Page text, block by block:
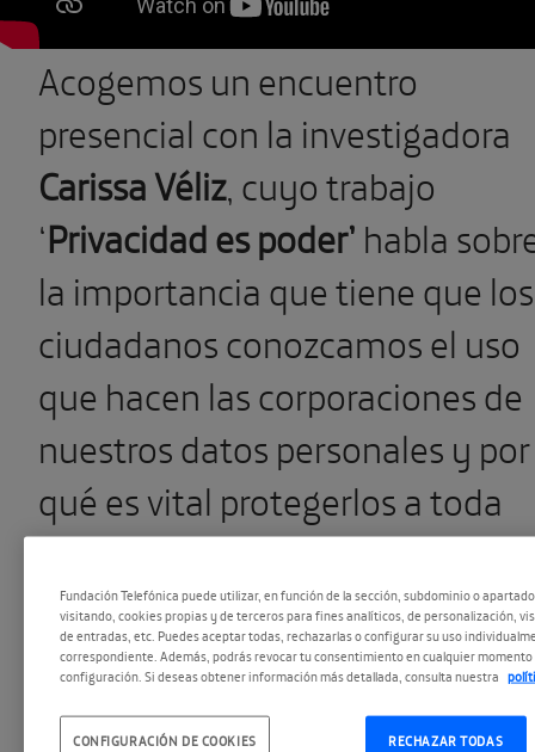
Acogemos un encuentro
presencial con la investigadora
Carissa Véliz, cuyo trabajo
‘Privacidad es poder’habla
la importancia que tiene que los
ciudadanos conozcamos el uso
que hacen las corporaciones de
nuestros datos personales y por
qué es vital protegerlos a toda
costa. La investigadora estuvo
acompañada deAlmudena de
Mata,managingpartnerde
Blockchain Intelligence.
Fundación Telefónica puede utilizar, en función de la sección, subdominio o
visitando, cookies propias y de terceros para fines analíticos, de personalización,
de entradas, etc. Puedes aceptar todas, rechazarlas o configurar su uso
correspondiente. Además, podrás revocar tu consentimiento en cualquier momento
configuración. Si deseas obtener información más detallada, consulta nuestra
RECHAZAR TODAS
CONFIGURACIÓN DE COOKIES